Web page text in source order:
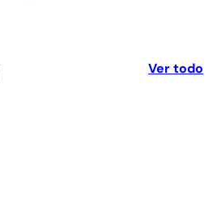
Ver todo